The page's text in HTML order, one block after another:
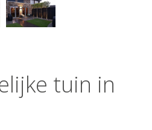
tuin in